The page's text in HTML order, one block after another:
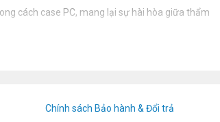
cách case PC, mang lại sự hài hòa giữa thẩm
Chính sách Bảo hành & Đổi trả